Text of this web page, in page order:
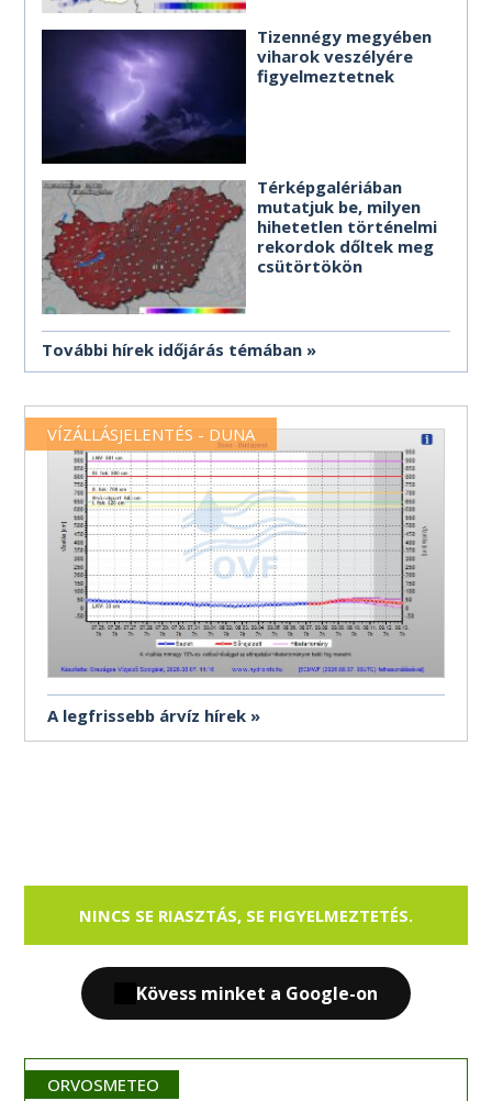
Tizennégy megyében
viharok veszélyére
figyelmeztetnek
Térképgalériában
mutatjuk be, milyen
hihetetlen történelmi
rekordok dőltek meg
csütörtökön
További hírek időjárás témában
VÍZÁLLÁSJELENTÉS - DUNA
A legfrissebb árvíz hírek
NINCS SE RIASZTÁS, SE FIGYELMEZTETÉS.
Kövess minket a Google-on
ORVOSMETEO